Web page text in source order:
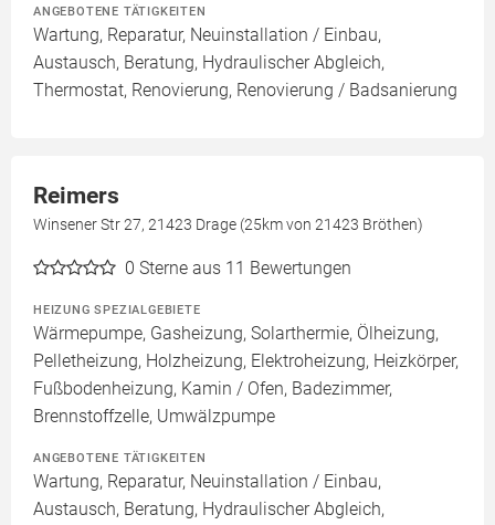
ANGEBOTENE TÄTIGKEITEN
Wartung, Reparatur, Neuinstallation / Einbau,
Austausch, Beratung, Hydraulischer Abgleich,
Thermostat, Renovierung, Renovierung / Badsanierung
Reimers
Winsener Str 27, 21423 Drage (25km von 21423 Bröthen)
0 Sterne aus 11 Bewertungen
HEIZUNG SPEZIALGEBIETE
Wärmepumpe, Gasheizung, Solarthermie, Ölheizung,
Pelletheizung, Holzheizung, Elektroheizung, Heizkörper,
Fußbodenheizung, Kamin / Ofen, Badezimmer,
Brennstoffzelle, Umwälzpumpe
ANGEBOTENE TÄTIGKEITEN
Wartung, Reparatur, Neuinstallation / Einbau,
Austausch, Beratung, Hydraulischer Abgleich,